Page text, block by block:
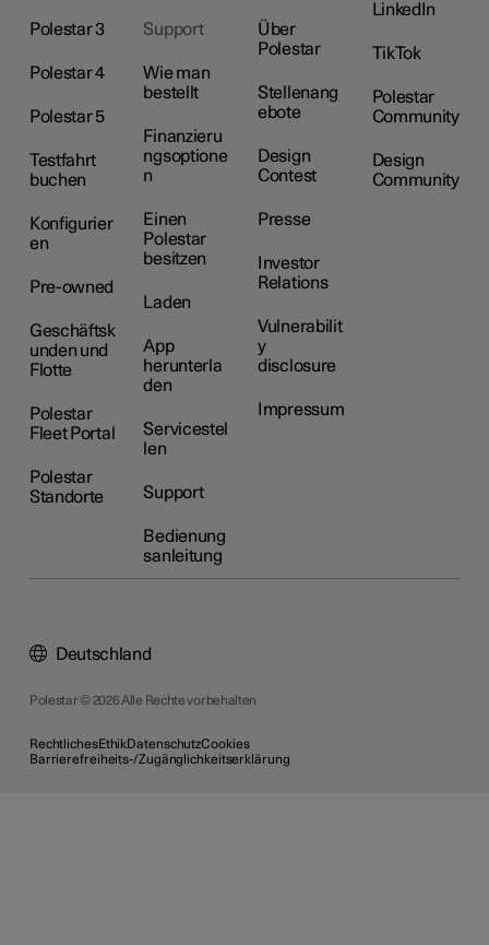
Polestar 3
Polestar 4
Polestar 5
Testfahrt
buchen
Konfigurier
en
Pre-owned
Geschäftsk
unden und
Flotte
Polestar
Fleet Portal
Polestar
Standorte
Support
Wie man
bestellt
Finanzieru
ngsoptione
n
Einen
Polestar
besitzen
Laden
App
herunterla
den
Servicestel
len
Support
Bedienung
sanleitung
Über
Polestar
Stellenang
ebote
Design
Contest
Presse
Investor
Relations
Vulnerabilit
y
disclosure
Impressum
LinkedIn
TikTok
Polestar
Community
Design
Community
Polestar © 2026 Alle Rechte vorbehalten
RechtlichesEthikDatenschutzCookies
Barrierefreiheits-/Zugänglichkeitserklärung
Deutschland